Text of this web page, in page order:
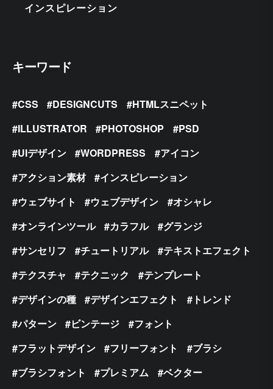
インスピレーション
キーワード
CSS DESIGNCUTS
HTMLスニペット
ILLUSTRATOR
PHOTOSHOP
PSD
UIデザイン
WORDPRESS
アイコン
アクション素材
インスピレーション
ウェブサイト
ウェブデザイン
オシャレ
オンラインツール
カラフル
グランジ
サンセリフ
チュートリアル
テキストエフェクト
テクスチャ
テクニック
テンプレート
デザインの種
デザインエフェクト
トレンド
パターン
ビンテージ
フォント
フラットデザイン
フリーフォント
ブラシ
ブラシフォント
プレミアム
ベクター